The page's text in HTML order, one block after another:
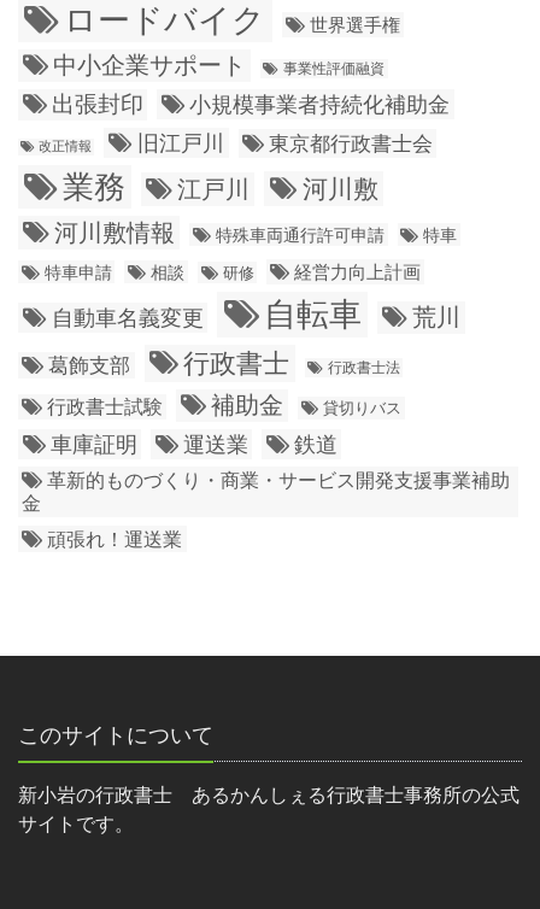
ロードバイク
世界選手権
中小企業サポート 事業性評価融資
出張封印 小規模事業者持続化補助金
改正情報 旧江戸川 東京都行政書士会
業務 江戸川
河川敷
河川敷情報
特殊車両通行許可申請
特車
特車申請
相談 研修 経営力向上計画
自動車名義変更 自転車 荒川
葛飾支部 行政書士 行政書士法
行政書士試験 補助金 貸切りバス
車庫証明 運送業 鉄道
革新的ものづくり・商業・サービス開発支援事業補助
金
頑張れ！運送業
このサイトについて
新小岩の行政書士 あるかんしぇる行政書士事務所の公式
サイトです。